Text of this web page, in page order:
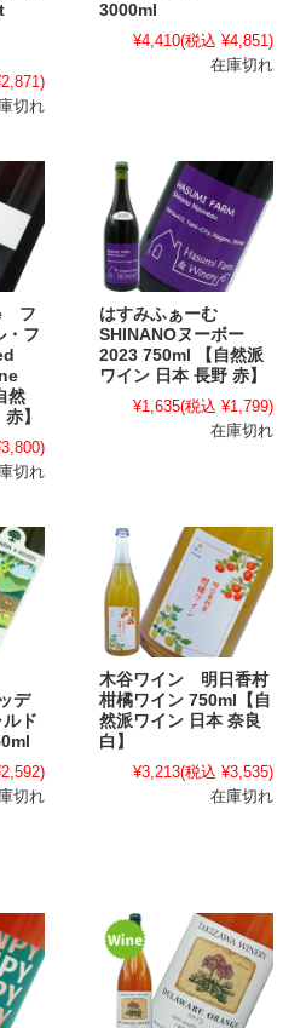
切れ
3000ml
¥4,410(税込 ¥4,851)
在庫切れ
フ
・フ
然
】
切れ
はすみふぁーむ
SHINANOヌーボー
2023 750ml 【自然派
ワイン 日本 長野 赤】
¥1,635(税込 ¥1,799)
在庫切れ
デ
ルド
切れ
木谷ワイン 明日香村
柑橘ワイン 750ml【自
然派ワイン 日本 奈良
白】
¥3,213(税込 ¥3,535)
在庫切れ